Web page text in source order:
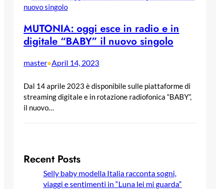
MUTONIA: oggi esce in radio e in
digitale “BABY” il nuovo singolo
master•April 14, 2023
Dal 14 aprile 2023 è disponibile sulle piattaforme di
streaming digitale e in rotazione radiofonica “BABY”,
il nuovo…
Recent Posts
Selly baby modella Italia racconta sogni,
viaggi e sentimenti in “Luna lei mi guarda”